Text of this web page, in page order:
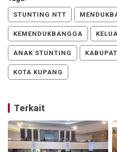
STUNTING NTT
KEMENDUKBANGGA
ANAK STUNTING
KOTA KUPANG
Terkait